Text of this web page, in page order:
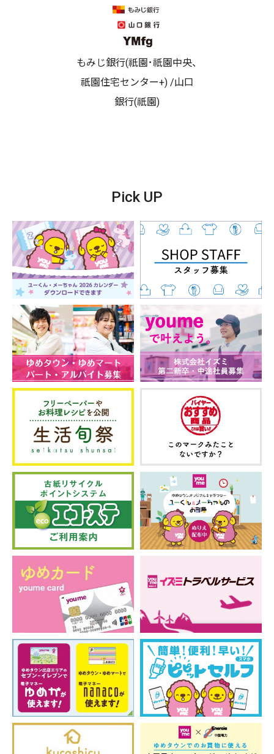
もみじ銀行(祇園･祇園中央、
祇園住宅センター+) /山口
銀行(祇園)
Pick UP